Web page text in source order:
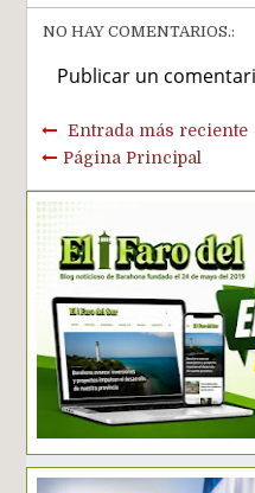
NO HAY COMENTARIOS.:
Publicar un
Entrada más reciente
Página Principal